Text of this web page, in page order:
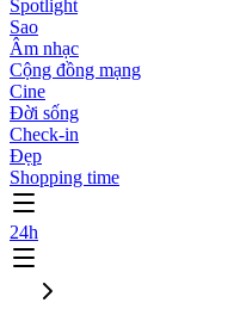
Spotlight
Sao
Âm nhạc
Cộng đồng mạng
Cine
Đời sống
Check-in
Đẹp
Shopping time
24h